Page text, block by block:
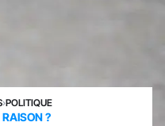
›POLITIQUE
?